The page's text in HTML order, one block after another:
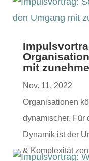
mit
Nov. 11, 2022
Organ­i­sa­tio­nen
dynamis­ch­er. Für
Dynamik ist der
& Kom­plex­ität